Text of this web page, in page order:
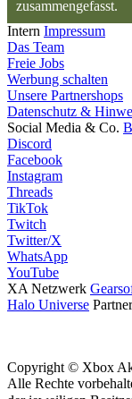
zusammengefasst.
Intern Impressum
Das Team
Freie Jobs
Werbung schalten
Unsere Partnershops
Datenschutz &
Social Media & Co.
Discord
Facebook
Instagram
Threads
TikTok
Twitch
Twitter/X
WhatsApp
YouTube
XA Netzwerk
Halo Universe
Copyright © Xbox
Alle Rechte